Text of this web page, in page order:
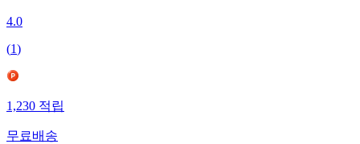
4.0
(1)
1,230 적립
무료배송